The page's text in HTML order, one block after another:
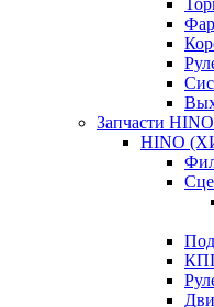
Запчасти HINO
HINO